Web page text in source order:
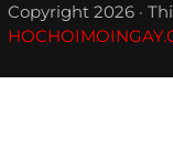
Copyright 2026 ·